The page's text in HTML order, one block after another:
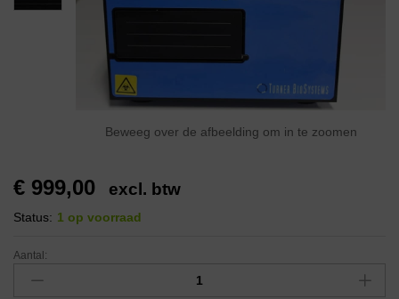
Beweeg over de afbeelding om in te zoomen
€ 999,00 excl. btw
Status: 1 op voorraad
Aantal: